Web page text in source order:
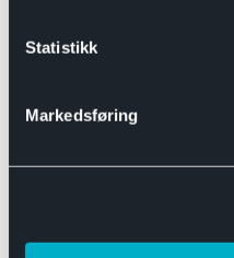
Statistikk
Markedsføring